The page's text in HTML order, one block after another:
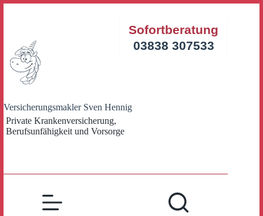
Versicherungsmakler Sven Hennig
Private Krankenversicherung,
Berufsunfähigkeit und Vorsorge
Sofortberatung
03838 307533